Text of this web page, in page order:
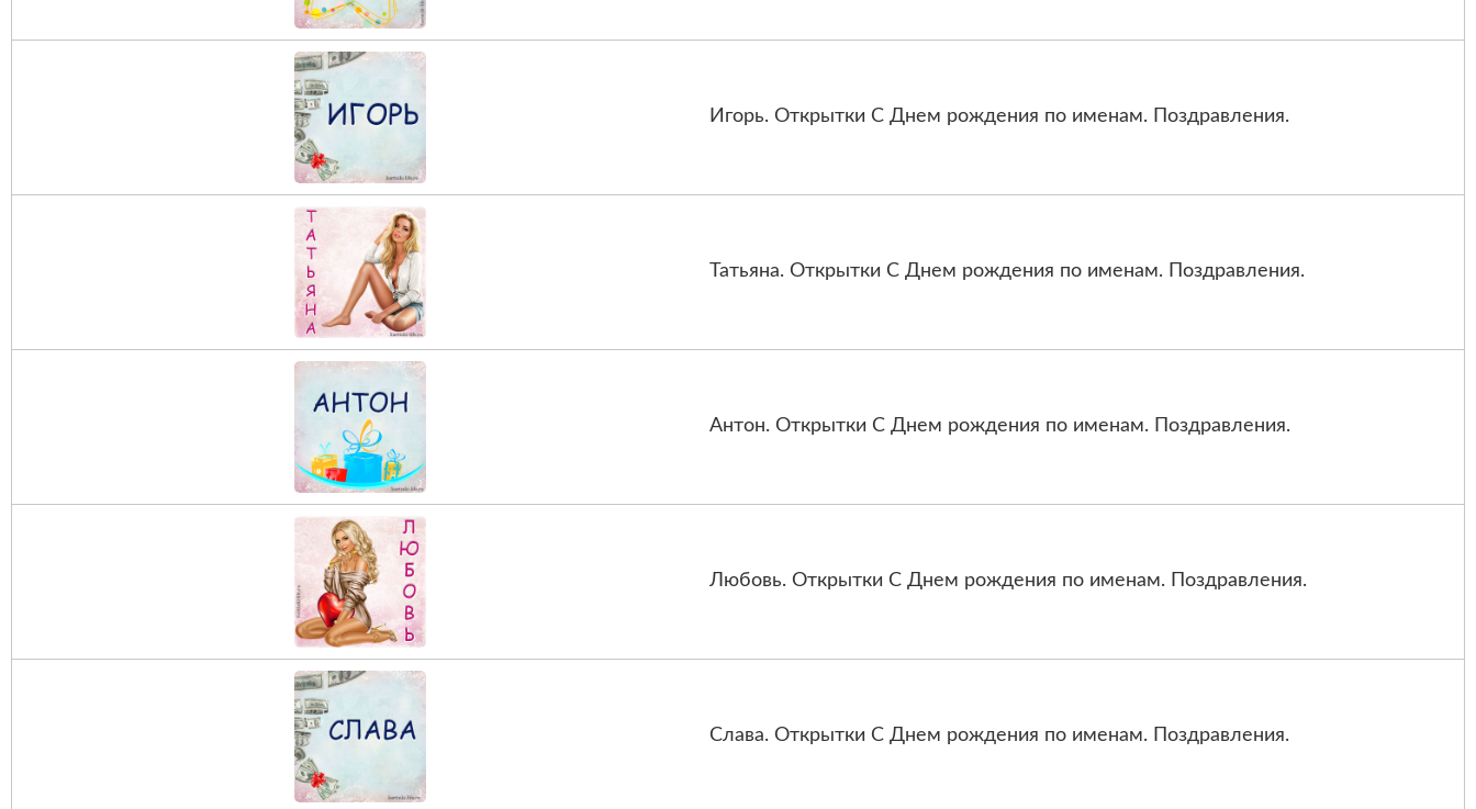
Игорь. Открытки С Днем рождения по именам. Поздравления.
Татьяна. Открытки С Днем рождения по именам. Поздравления.
Антон. Открытки С Днем рождения по именам. Поздравления.
Любовь. Открытки С Днем рождения по именам. Поздравления.
Слава. Открытки С Днем рождения по именам. Поздравления.